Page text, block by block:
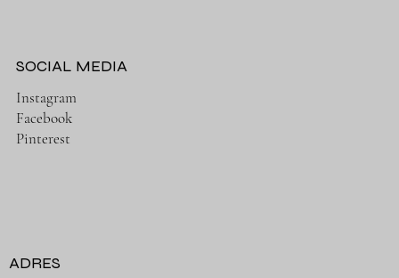
ADRES
SOCIAL MEDIA
Instagram
Facebook
Pinterest